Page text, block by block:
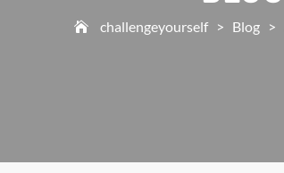
challengeyourself > Blog >